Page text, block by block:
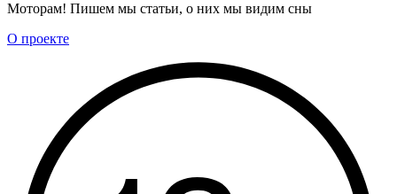
Моторам! Пишем мы статьи, о них мы видим сны
О проекте